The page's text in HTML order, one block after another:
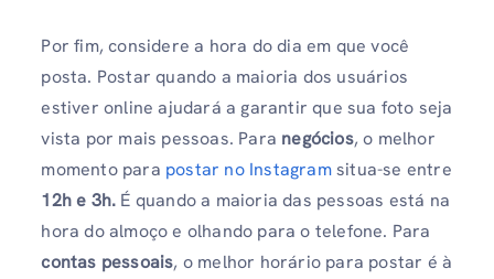
Por fim, considere a hora do dia em que você
posta. Postar quando a maioria dos usuários
estiver online ajudará a garantir que sua foto seja
vista por mais pessoas. Para negócios, o melhor
momento para postar no Instagramsitua-se entre
12h e 3h. É quando a maioria das pessoas está na
hora do almoço e olhando para o telefone. Para
contas pessoais, o melhor horário para postar é à